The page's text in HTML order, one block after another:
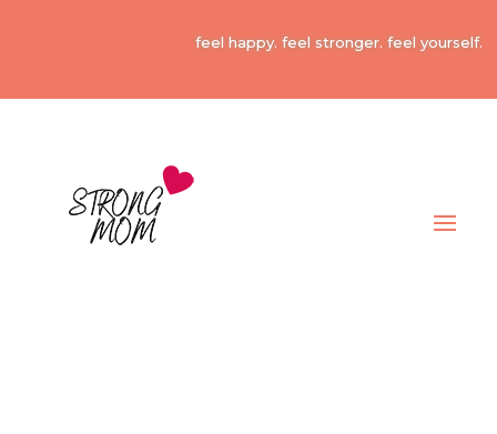
feel happy. feel stronger. feel yourself.